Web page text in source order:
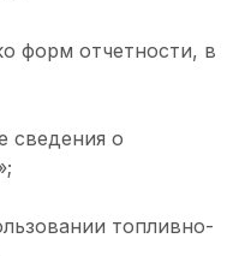
форм отчетности, в
сведения о
топливно-